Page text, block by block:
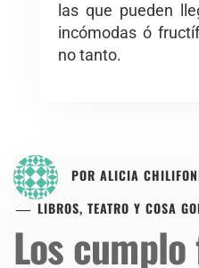
las que pueden
incómodas ó
no tanto.
POR ALICIA
LIBROS, TEATRO Y COSA
Los